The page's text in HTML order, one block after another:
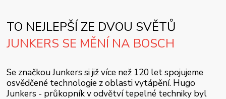
TO NEJLEPŠÍ ZE DVOU SVĚTŮ
JUNKERS SE MĚNÍ NA BOSCH
Se značkou Junkers si již více než 120 let spojujeme
osvědčené technologie z oblasti vytápění. Hugo
Junkers - průkopník v odvětví tepelné techniky byl